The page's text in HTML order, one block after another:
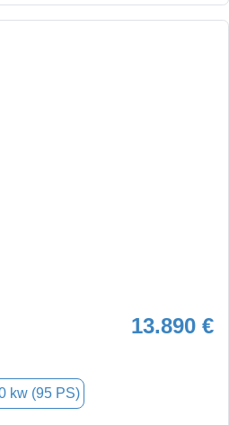
13.890 €
kw (95 PS)